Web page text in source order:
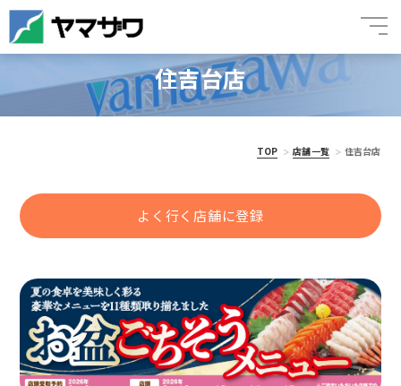
住吉台店
TOP 店舗一覧 住吉台店
よく行く店舗に登録